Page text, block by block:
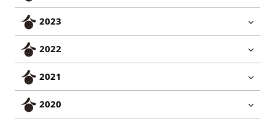
2023
2022
2021
2020